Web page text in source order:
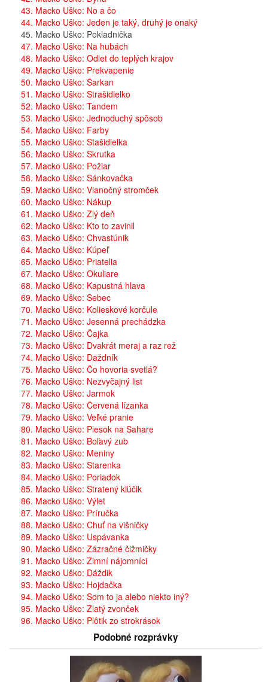
43. Macko Uško: No a čo
44. Macko Uško: Jeden je taký, druhý je onaký
45. Macko Uško: Pokladnička
47. Macko Uško: Na hubách
48. Macko Uško: Odlet do teplých krajov
49. Macko Uško: Prekvapenie
50. Macko Uško: Šarkan
51. Macko Uško: Strašidielko
52. Macko Uško: Tandem
53. Macko Uško: Jednoduchý spôsob
54. Macko Uško: Farby
55. Macko Uško: Stašidielka
56. Macko Uško: Skrutka
57. Macko Uško: Požiar
58. Macko Uško: Sánkovačka
59. Macko Uško: Vianočný stromček
60. Macko Uško: Nákup
61. Macko Uško: Zlý deň
62. Macko Uško: Kto to zavinil
63. Macko Uško: Chvastúnik
64. Macko Uško: Kúpeľ
65. Macko Uško: Priatelia
67. Macko Uško: Okuliare
68. Macko Uško: Kapustná hlava
69. Macko Uško: Sebec
70. Macko Uško: Kolieskové korčule
71. Macko Uško: Jesenná prechádzka
72. Macko Uško: Čajka
73. Macko Uško: Dvakrát meraj a raz rež
74. Macko Uško: Daždník
75. Macko Uško: Čo hovoria svetlá?
76. Macko Uško: Nezvyčajný list
77. Macko Uško: Jarmok
78. Macko Uško: Červená lízanka
79. Macko Uško: Veľké pranie
80. Macko Uško: Piesok na Sahare
81. Macko Uško: Boľavý zub
82. Macko Uško: Meniny
83. Macko Uško: Starenka
84. Macko Uško: Poriadok
85. Macko Uško: Stratený kľúčik
86. Macko Uško: Výlet
87. Macko Uško: Príručka
88. Macko Uško: Chuť na višničky
89. Macko Uško: Uspávanka
90. Macko Uško: Zázračné čižmičky
91. Macko Uško: Zimní nájomníci
92. Macko Uško: Dáždik
93. Macko Uško: Hojdačka
94. Macko Uško: Som to ja alebo niekto iný?
95. Macko Uško: Zlatý zvonček
96. Macko Uško: Plôtik zo strokrások
Podobné rozprávky